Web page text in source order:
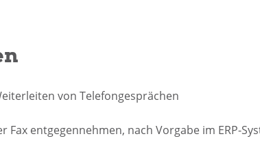
von Telefongesprächen
Fax entgegennehmen, nach Vorgabe im ERP-